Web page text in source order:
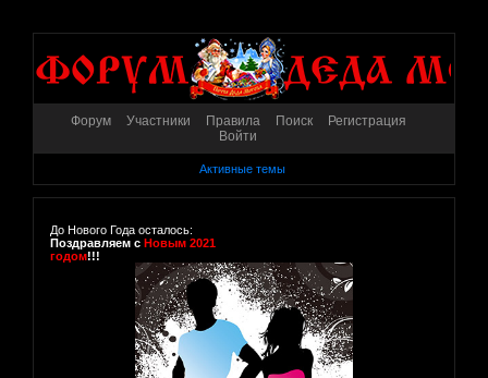
Форум Участники Правила Поиск
Регистрация
Войти
Активные темы
До Нового Года осталось:
Поздравляем с Новым 2021
годом!!!